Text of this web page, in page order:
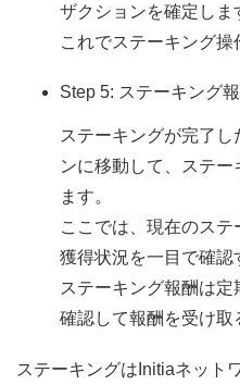
ザクションを確定しま
これでステーキング操
Step 5: ステーキング
ステーキングが完了
ンに移動して、ステ
ます。
ここでは、現在のス
獲得状況を一目で確認
ステーキング報酬は
確認して報酬を受け取
ステーキングはInitiaネット